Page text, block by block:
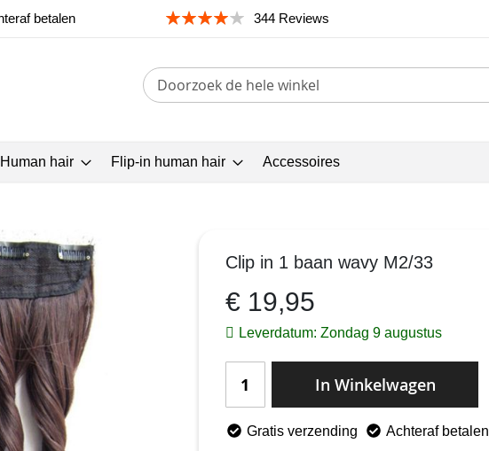
betalen 344 Reviews
Search
hair Flip-in human hair Accessoires
Clip in 1 baan wavy M2/33
€ 19,95
Leverdatum: Zondag 9 augustus
In Winkelwagen
Gratis verzending Achteraf betalen